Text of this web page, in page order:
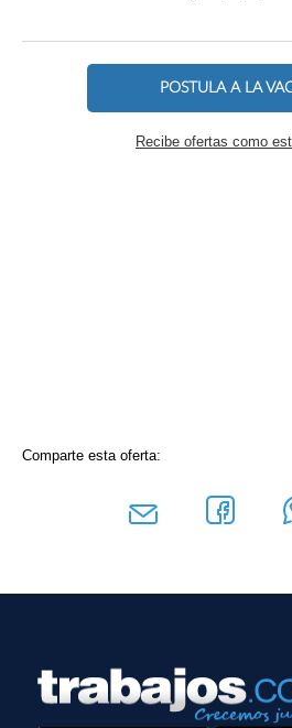
POSTULA A LA
Recibe ofertas como
Comparte esta oferta: